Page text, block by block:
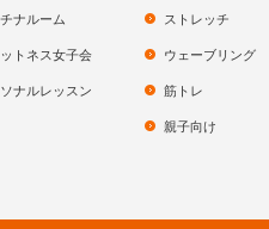
ナルーム
トネス女子会
ナルレッスン
ストレッチ
ウェーブリング
筋トレ
親子向け